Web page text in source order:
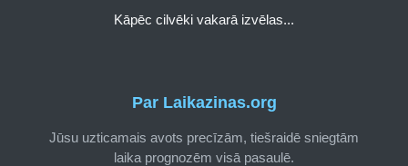
Par Laikazinas.org
Jūsu uzticamais avots precīzām, tiešraidē sniegtām
laika prognozēm visā pasaulē.
Kāpēc cilvēki vakarā izvēlas...